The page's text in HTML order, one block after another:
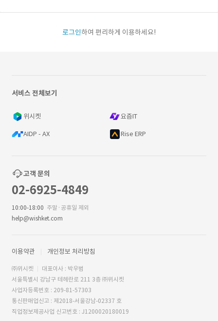
로그인하여 편리하게 이용하세요!
서비스 전체보기
위시켓 요즘IT
AIDP - AX Rise ERP
고객 문의
02-6925-4849
10:00-18:00 주말·공휴일 제외
help@wishket.com
이용약관 개인정보 처리방침
㈜위시켓
대표이사 : 박우범
서울특별시 강남구 테헤란로 211 3층 ㈜위시켓
사업자등록번호 : 209-81-57303
통신판매업신고 : 제2018-서울강남-02337 호
직업정보제공사업 신고번호 : J1200020180019